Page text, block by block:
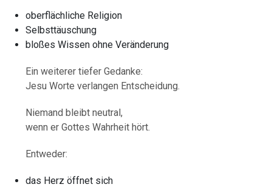
oberflächliche Religion
Selbsttäuschung
bloßes Wissen ohne Veränderung
Ein weiterer tiefer Gedanke:
Jesu Worte verlangen Entscheidung.
Niemand bleibt neutral,
wenn er Gottes Wahrheit hört.
Entweder:
das Herz öffnet sich